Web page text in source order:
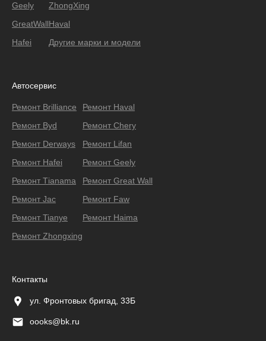
Geely
GreatWall
Hafei
ZhongXing
Haval
Другие марки и модели
Автосервис
Ремонт Brilliance
Ремонт Byd
Ремонт Derways
Ремонт Hafei
Ремонт Тianama
Ремонт Jac
Ремонт Tianye
Ремонт Zhongxing
Ремонт Haval
Ремонт Chery
Ремонт Lifan
Ремонт Geely
Ремонт Great Wall
Ремонт Faw
Ремонт Haima
Контакты
ул. Фронтовых бригад, 33Б
oooks@bk.ru